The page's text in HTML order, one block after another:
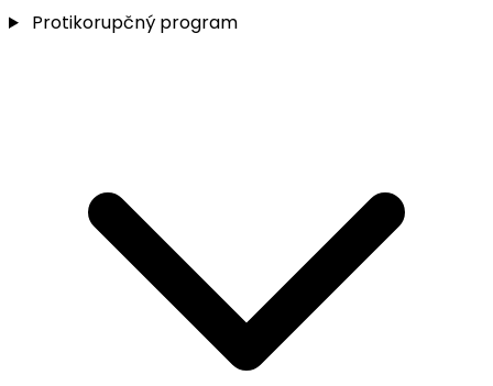
Protikorupčný program